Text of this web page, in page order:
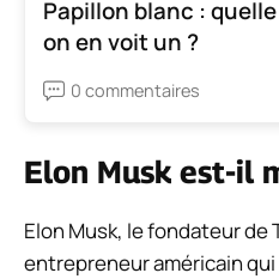
Papillon blanc :
on en voit un ?
0 commentaires
Elon Musk est-il
Elon Musk, le fondateur de
entrepreneur américain